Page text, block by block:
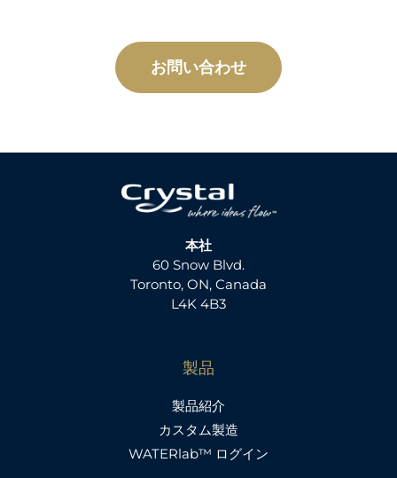
お問い合わせ
本社
60 Snow Blvd.
Toronto, ON, Canada
L4K 4B3
製品
製品紹介
カスタム製造
WATERlab™ ログイン